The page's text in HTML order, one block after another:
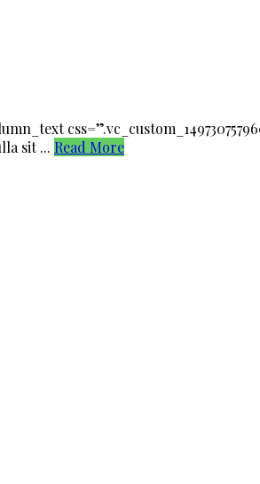
sit ... Read More